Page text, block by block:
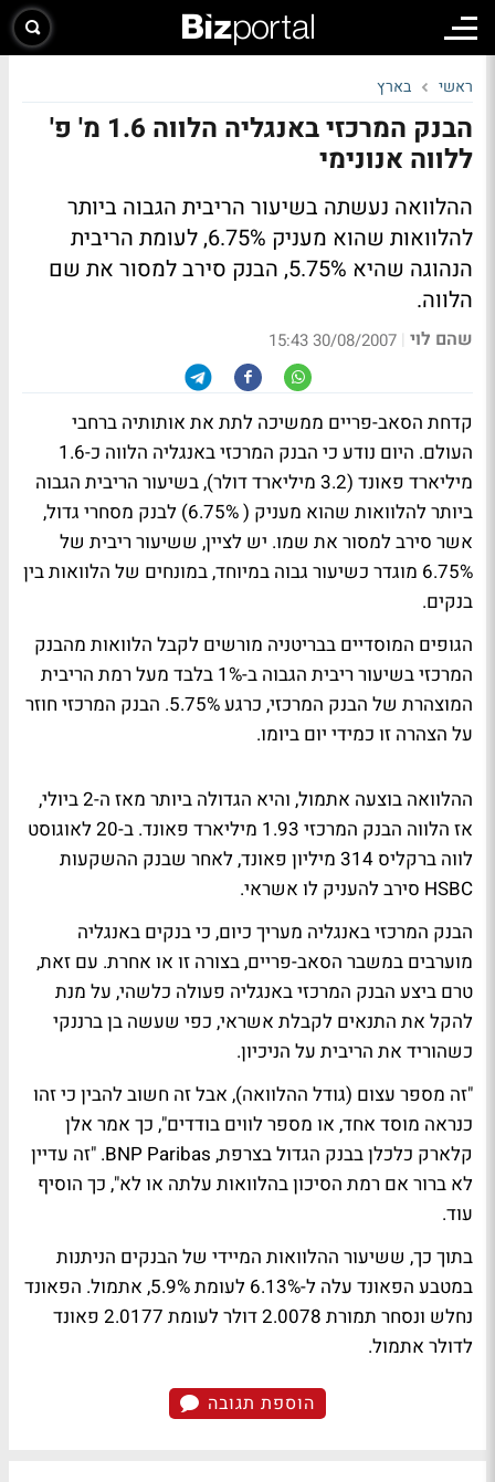
ראשי בארץ
הבנק המרכזי באנגליה הלווה 1.6 מ' פ'
ללווה אנונימי
ההלוואה נעשתה בשיעור הריבית הגבוה ביותר
להלוואות שהוא מעניק 6.75%, לעומת הריבית
הנהוגה שהיא 5.75%, הבנק סירב למסור את שם
הלווה.
שהם לוי |
30/08/2007 15:43
קדחת הסאב-פריים ממשיכה לתת את אותותיה ברחבי
העולם. היום נודע כי הבנק המרכזי באנגליה הלווה כ-1.6
מיליארד פאונד (3.2 מיליארד דולר), בשיעור הריבית הגבוה
ביותר להלוואות שהוא מעניק ( 6.75%) לבנק מסחרי גדול,
אשר סירב למסור את שמו. יש לציין, ששיעור ריבית של
6.75% מוגדר כשיעור גבוה במיוחד, במונחים של הלוואות בין
בנקים.
הגופים המוסדיים בבריטניה מורשים לקבל הלוואות מהבנק
המרכזי בשיעור ריבית הגבוה ב-1% בלבד מעל רמת הריבית
המוצהרת של הבנק המרכזי, כרגע 5.75%. הבנק המרכזי חוזר
על הצהרה זו כמידי יום ביומו.
ההלוואה בוצעה אתמול, והיא הגדולה ביותר מאז ה-2 ביולי,
אז הלווה הבנק המרכזי 1.93 מיליארד פאונד. ב-20 לאוגוסט
לווה ברקליס 314 מיליון פאונד, לאחר שבנק ההשקעות
HSBC סירב להעניק לו אשראי.
הבנק המרכזי באנגליה מעריך כיום, כי בנקים באנגליה
מוערבים במשבר הסאב-פריים, בצורה זו או אחרת. עם זאת,
טרם ביצע הבנק המרכזי באנגליה פעולה כלשהי, על מנת
להקל את התנאים לקבלת אשראי, כפי שעשה בן ברננקי
כשהוריד את הריבית על הניכיון.
"זה מספר עצום (גודל ההלוואה), אבל זה חשוב להבין כי זהו
כנראה מוסד אחד, או מספר לווים בודדים", כך אמר אלן
קלארק כלכלן בבנק הגדול בצרפת, BNP Paribas. "זה עדיין
לא ברור אם רמת הסיכון בהלוואות עלתה או לא", כך הוסיף
עוד.
בתוך כך, ששיעור ההלוואות המיידי של הבנקים הניתנות
במטבע הפאונד עלה ל-6.13% לעומת 5.9%, אתמול. הפאונד
נחלש ונסחר תמורת 2.0078 דולר לעומת 2.0177 פאונד
לדולר אתמול.
הוספת תגובה